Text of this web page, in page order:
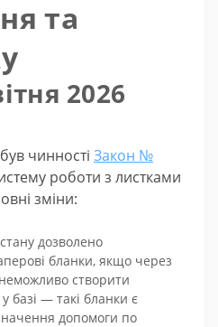
та
2026
чинності Закон №
роботи з листками
зміни:
дозволено
бланки, якщо через
створити
базі — такі бланки є
допомоги по